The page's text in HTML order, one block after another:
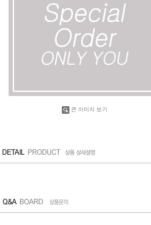
큰 이미지 보기